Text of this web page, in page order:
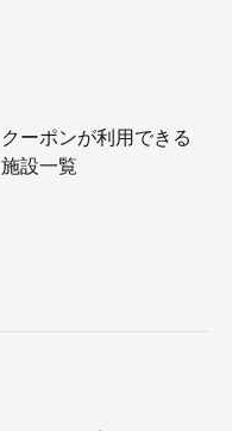
クーポンが利用できる
施設一覧